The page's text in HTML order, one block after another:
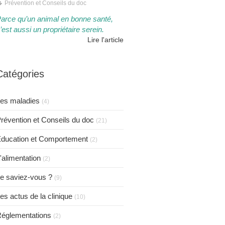
Prévention et Conseils du doc
qu’un animal en bonne santé,
aussi un propriétaire serein.​​
Lire l'article
maladies (4)
et Conseils du doc (21)
et Comportement (2)
(2)
saviez-vous ? (9)
actus de la clinique (10)
(2)